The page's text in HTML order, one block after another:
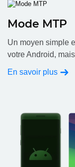
Mode MTP
Un moyen simple
votre Android,
En savoir plus